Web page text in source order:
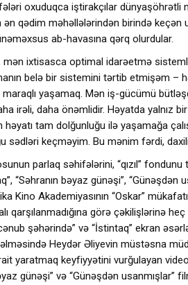
oxuduqca iştirakçılar dünyaşöhrətli
ən qədim məhəllələrindən birində keçən
ab-havasına qərq olurdular.
mən ixtisasca optimal idarəetmə
belə bir sistemini tərtib etmişəm –
yaşamaq. Mən iş-gücümü
irəli, daha önəmlidir. Həyatda yalnız
həyatı tam dolğunluğu ilə yaşamağa
sədləri keçməyim. Bu mənim fərdi,
parlaq səhifələrini, “qızıl” fondunu
“Səhranın bəyaz günəşi”, “Günəşdən
Kino Akademiyasının “Oskar”
qarşılanmadığına görə çəkilişlərinə
şəhərində” və “İstintaq” ekran
Heydər Əliyevin müstəsna
yaratmaq keyfiyyətini vurğulayan
günəşi” və “Günəşdən usanmışlar”